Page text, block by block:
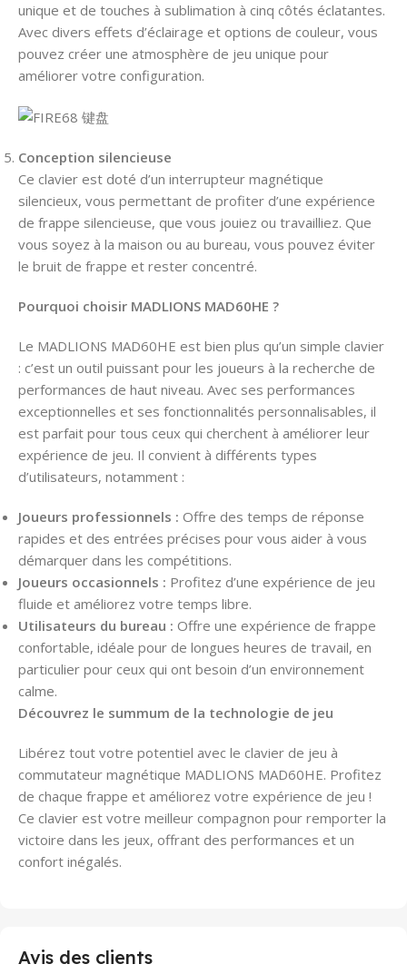
unique et de touches à sublimation à cinq côtés éclatantes.
Avec divers effets d’éclairage et options de couleur, vous
pouvez créer une atmosphère de jeu unique pour
améliorer votre configuration.
Conception silencieuse
Ce clavier est doté d’un interrupteur magnétique
silencieux, vous permettant de profiter d’une expérience
de frappe silencieuse, que vous jouiez ou travailliez. Que
vous soyez à la maison ou au bureau, vous pouvez éviter
le bruit de frappe et rester concentré.
Pourquoi choisir MADLIONS MAD60HE ?
Le MADLIONS MAD60HE est bien plus qu’un simple clavier
: c’est un outil puissant pour les joueurs à la recherche de
performances de haut niveau. Avec ses performances
exceptionnelles et ses fonctionnalités personnalisables, il
est parfait pour tous ceux qui cherchent à améliorer leur
expérience de jeu. Il convient à différents types
d’utilisateurs, notamment :
Joueurs professionnels : Offre des temps de réponse
rapides et des entrées précises pour vous aider à vous
démarquer dans les compétitions.
Joueurs occasionnels : Profitez d’une expérience de jeu
fluide et améliorez votre temps libre.
Utilisateurs du bureau : Offre une expérience de frappe
confortable, idéale pour de longues heures de travail, en
particulier pour ceux qui ont besoin d’un environnement
calme.
Découvrez le summum de la technologie de jeu
Libérez tout votre potentiel avec le clavier de jeu à
commutateur magnétique MADLIONS MAD60HE. Profitez
de chaque frappe et améliorez votre expérience de jeu !
Ce clavier est votre meilleur compagnon pour remporter la
victoire dans les jeux, offrant des performances et un
confort inégalés.
Avis des clients